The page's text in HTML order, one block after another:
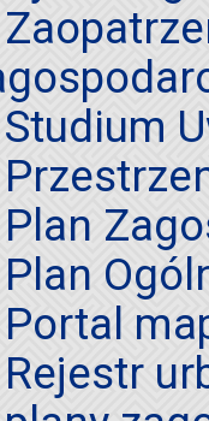
Studium
Plan
Plan
Portal
Rejestr